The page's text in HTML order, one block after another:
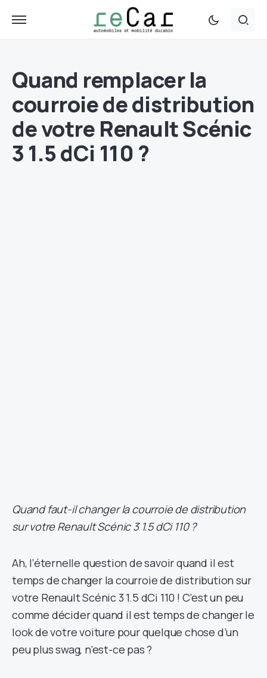
Quand remplacer la
courroie de distribution
de votre Renault Scénic
3 1.5 dCi 110 ?
Quand faut-il changer la courroie de distribution
sur votre Renault Scénic 3 1.5 dCi 110 ?
Ah, l’éternelle question de savoir quand il est
temps de changer la courroie de distribution sur
votre Renault Scénic 3 1.5 dCi 110 ! C’est un peu
comme décider quand il est temps de changer le
look de votre voiture pour quelque chose d’un
peu plus swag, n’est-ce pas ?